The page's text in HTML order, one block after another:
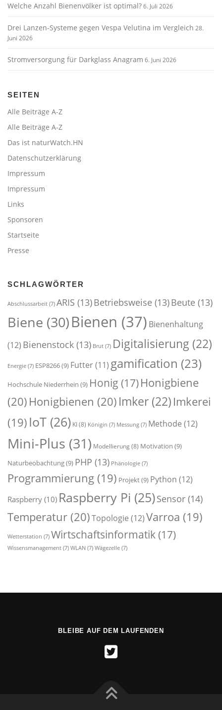
Welche Anzahl Bienenvölker ist optimal?6. Juli 2026
Drei Lanzen-Systeme gegen Vespa Velutina im Vergleich 28.
Juni 2026
Stromversorgung für Darkglass Anagram 6. Juni 2026
SEITEN
Alle Beiträge A-Z
Alle Beiträge A-Z
Das ist naturWatch.HN
Datenschutzerklärung
Impressum
Impressum
Links
Sponsoren
Startseite
Presse
SCHLAGWÖRTER
Abschlussarbeit (7) ARIS (13)Betriebsweise (13)Beute (13)
Biene (30)Bienen (37) Bienenhaltung
(12) Bienenstock (13) Brut (7) Digitalisierung (22)
Energie (7) ESP8266(9) Futter(11) gamification (23)
Hochschule Niederrhein (9) Honig (17)Honigbiene
(20)Honigbienen (20)Imker (22) Imkerei
(19) IoT (26) KI(8) Königin (7) Messung (7) Methode (12)
Mini-Plus (31) Modellierung(8) Motivation (9)
Naturbeobachtung(9) PHP (13) Phänologie (7)
Programmierung (19) Projekt(9) Python (12)
Raspberry (10) Raspberry Pi (25)Sensor (14)
Temperatur (20)Topologie (12)Varroa (19)
Wetterstation (7) Wirtschaftsinformatik (17)
Wissensmanagement (7) WLAN (7) Wägezelle (7)
BLEIBE AUF DEM LAUFENDEN